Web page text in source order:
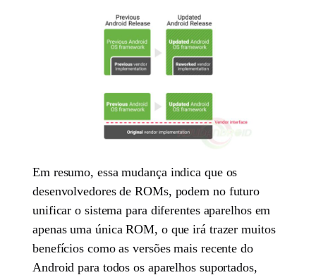
Em resumo, essa mudança indica que os
desenvolvedores de ROMs, podem no futuro
unificar o sistema para diferentes aparelhos em
apenas uma única ROM, o que irá trazer muitos
benefícios como as versões mais recente do
Android para todos os aparelhos suportados,